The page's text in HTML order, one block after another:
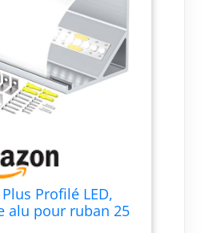
Profilé LED,
alu pour ruban 25